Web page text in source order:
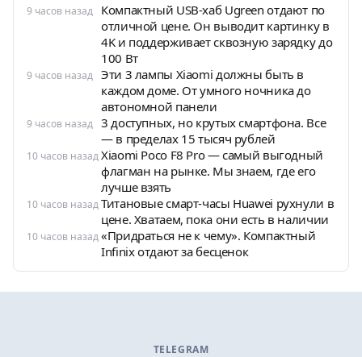
9 часов назад
Компактный USB-хаб Ugreen отдают по
отличной цене. Он выводит картинку в
4K и поддерживает сквозную зарядку до
100 Вт
9 часов назад Эти 3 лампы Xiaomi должны быть в
каждом доме. От умного ночника до
автономной панели
9 часов назад 3 доступных, но крутых смартфона. Все
— в пределах 15 тысяч рублей
10 часов назадXiaomi Poco F8 Pro — самый выгодный
флагман на рынке. Мы знаем, где его
лучше взять
10 часов назадТитановые смарт-часы Huawei рухнули в
цене. Хватаем, пока они есть в наличии
10 часов назад«Придраться не к чему». Компактный
Infinix отдают за бесценок
TELEGRAM